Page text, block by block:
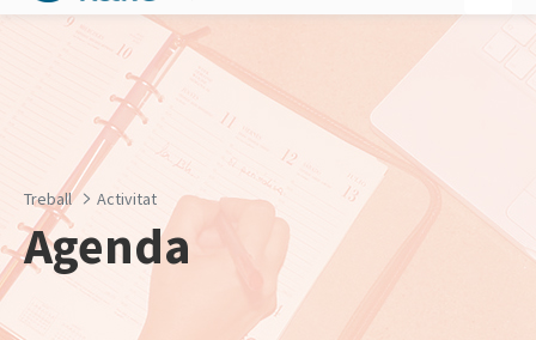
Salta al contingut principal
Treball Activitat
Agenda